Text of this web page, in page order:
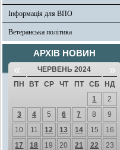
Інформація для ВПО
Ветеранська політика
АРХІВ НОВИН
« ЧЕРВЕНЬ 2024 »
ПН ВТ СР ЧТ ПТ СБ
НД
1
2
3
4 5 6 7 8
9
10
11 12 13 14 15
16
17
18 19 20 21 22
23